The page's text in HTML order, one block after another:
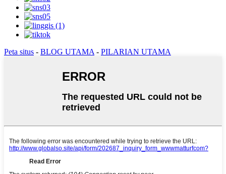
Peta situs - BLOG UTAMA - PILARIAN UTAMA